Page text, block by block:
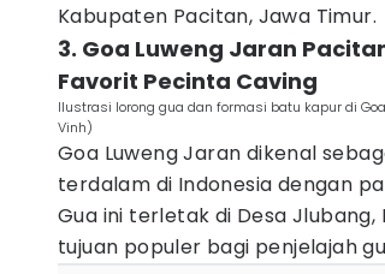
Kabupaten Pacitan, Jawa Timur.
3. Goa Luweng Jaran
Favorit Pecinta Caving
Ilustrasi lorong gua dan formasi batu kapur di
Vinh)
Goa Luweng Jaran dikenal
terdalam di Indonesia dengan
Gua ini terletak di Desa
tujuan populer bagi penjelajah